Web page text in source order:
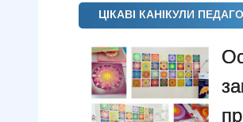
ЦІКАВІ КАНІКУЛИ